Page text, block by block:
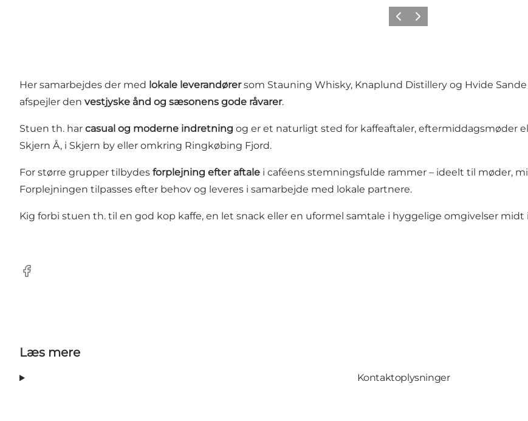
ForrigeNæste
Her samarbejdes der med lokale leverandørersom Stauning Whisky, Knaplund Distillery og Hvide
afspejler den vestjyske ånd og sæsonens gode råvarer.
Stuen th. har casual og moderne indretning og er et naturligt sted for kaffeaftaler, eftermiddagsmøder
Skjern Å, i Skjern by eller omkring Ringkøbing Fjord.
For større grupper tilbydes forplejning efter aftale i caféens stemningsfulde rammer – ideelt til møder,
Forplejningen tilpasses efter behov og leveres i samarbejde med lokale partnere.
Kig forbi stuen th. til en god kop kaffe, en let snack eller en uformel samtale i hyggelige omgivelser midt
Facebook
Læs mere
Kontaktoplysninger